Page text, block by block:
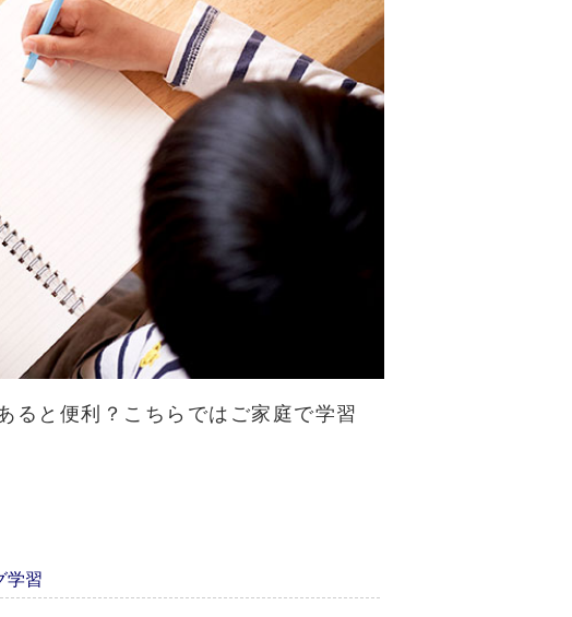
ると便利？こちらではご家庭で学習
学習